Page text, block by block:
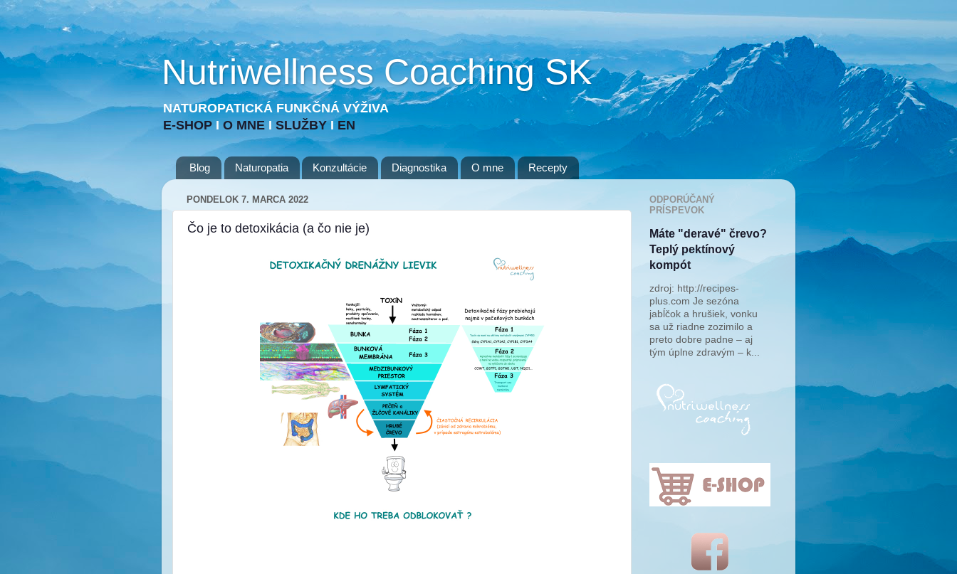
Nutriwellness Coaching SK
NATUROPATICKÁ FUNKČNÁ VÝŽIVA
E-SHOP I O MNE I SLUŽBYI EN
Blog Naturopatia Konzultácie Diagnostika O mne Recepty
PONDELOK 7. MARCA 2022
Čo je to detoxikácia (a čo nie je)
ODPORÚČANÝ
PRÍSPEVOK
Máte "deravé" črevo?
Teplý pektínový
kompót
zdroj: http://recipes-
plus.com Je sezóna
jabĺčok a hrušiek, vonku
sa už riadne zozimilo a
preto dobre padne – aj
tým úplne zdravým – k...